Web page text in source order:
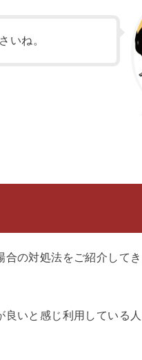
いね。
の対処法をご紹介して
いと感じ利用している